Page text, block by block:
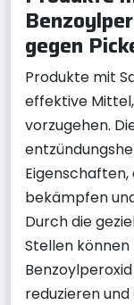
gegen
Produkte mit
effektive
vorzugehen.
Eigenschaften,
bekämpfen
Durch die
Stellen
reduzieren